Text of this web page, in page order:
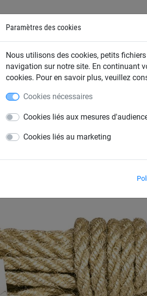
Paramètres des cookies
Nous utilisons des cookies, petits
navigation sur notre site. En continuant
cookies. Pour en savoir plus, veuillez
Cookies nécessaires
Cookies liés aux mesures
Cookies liés au marketing
FILETS DE BATIMENT FILETS
Cordes à sauter